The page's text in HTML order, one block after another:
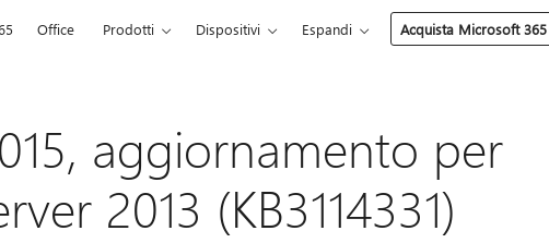
Office Prodotti Dispositivi Espandi Acquista Microsoft 365
aggiornamento per
2013 (KB3114331)